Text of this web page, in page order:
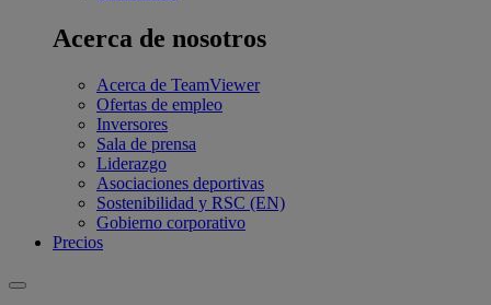
Acerca de nosotros
Acerca de TeamViewer
Ofertas de empleo
Inversores
Sala de prensa
Liderazgo
Asociaciones deportivas
Sostenibilidad y RSC (EN)
Gobierno corporativo
Precios